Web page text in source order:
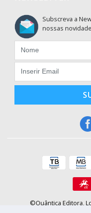
Subscreva a
nossas
©Quântica Editora,